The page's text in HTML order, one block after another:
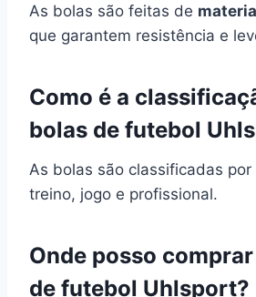
As bolas são feitas de
que garantem resistência e
Como é a
bolas de futebol
As bolas são classificadas por
treino, jogo e profissional.
Onde posso
de futebol Uhlsport?